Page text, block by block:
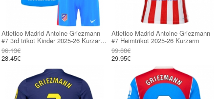
Atletico Madrid Antoine Griezmann
#7 3rd trikot Kinder 2025-26 Kurzarm
(+ kurze hosen)
96.13€
28.45€
Atletico Madrid Antoine Griezmann
#7 Heimtrikot 2025-26 Kurzarm
99.88€
29.95€